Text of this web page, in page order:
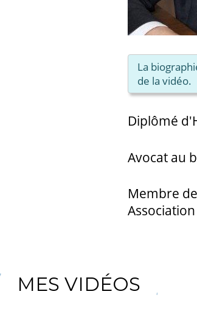
La
de la vidéo.
Diplômé
Avocat au
Membre
MES VIDÉOS